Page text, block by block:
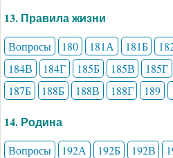
13. Правила жизни
Вопросы 180 181А 181Б
184В
184Г 185Б 185В 185Г
187Б
188Б 188В 188Г 189
14. Родина
Вопросы 192А 192Б 192В